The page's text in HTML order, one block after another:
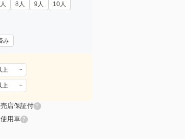
8人 9人
10人
み
上
上
店保証付 ?
用車 ?